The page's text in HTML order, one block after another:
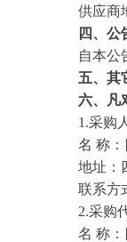
供应商
四、公
自本公
五、其
六、凡
1.采购
名 称
地址：
联系方
2.采购
名 称：